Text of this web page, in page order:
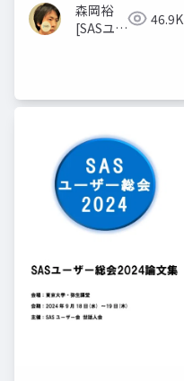
森岡裕
[SASユー
46.9K